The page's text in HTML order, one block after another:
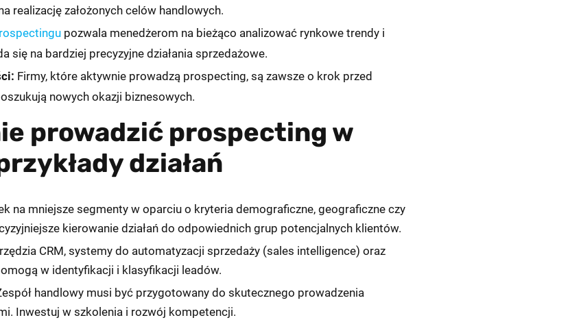
realizację założonych celów handlowych.
pozwala menedżerom na bieżąco analizować rynkowe trendy i
się na bardziej precyzyjne działania sprzedażowe.
Firmy, które aktywnie prowadzą prospecting, są zawsze o krok przed
nowych okazji biznesowych.
prowadzić prospecting w
działań
na mniejsze segmenty w oparciu o kryteria demograficzne, geograficzne czy
kierowanie działań do odpowiednich grup potencjalnych klientów.
CRM, systemy do automatyzacji sprzedaży (sales intelligence) oraz
w identyfikacji i klasyfikacji leadów.
handlowy musi być przygotowany do skutecznego prowadzenia
Inwestuj w szkolenia i rozwój kompetencji.